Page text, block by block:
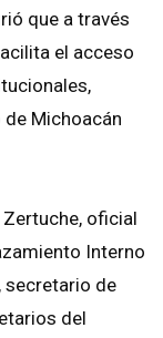
que a través
el acceso
Michoacán
oficial
Interno
secretario de
del